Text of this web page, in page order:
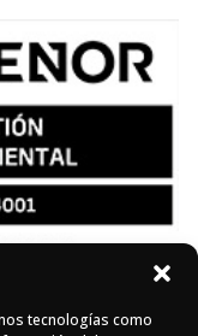
tecnologías como